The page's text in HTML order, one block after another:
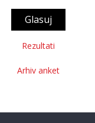
Rezultati
Arhiv anket